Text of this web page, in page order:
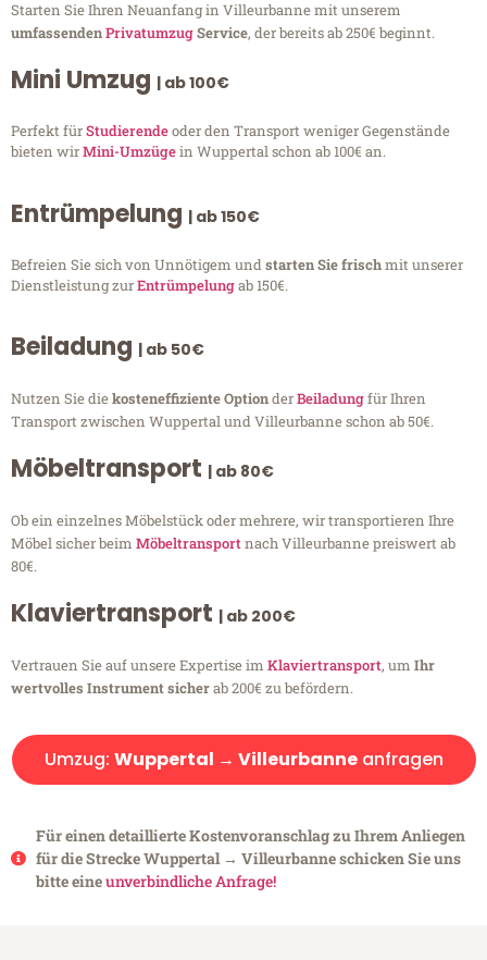
Starten Sie Ihren Neuanfang in Villeurbanne mit unserem
umfassendenPrivatumzugService, der bereits ab 250€ beginnt.
Mini Umzug | ab 100€
Perfekt fürStudierendeoder den Transport weniger Gegenstände
bieten wirMini-Umzügein Wuppertal schon ab 100€ an.
Entrümpelung | ab 150€
Befreien Sie sich von Unnötigem undstarten Sie frischmit unserer
Dienstleistung zurEntrümpelungab 150€.
Beiladung | ab 50€
Nutzen Sie diekosteneffiziente OptionderBeiladungfür Ihren
Transport zwischen Wuppertal und Villeurbanne schon ab 50€.
Möbeltransport | ab 80€
Ob ein einzelnes Möbelstück oder mehrere, wir transportieren Ihre
Möbel sicher beim Möbeltransportnach Villeurbanne preiswert ab
80€.
Klaviertransport | ab 200€
Vertrauen Sie auf unsere Expertise im Klaviertransport, um Ihr
wertvolles Instrument sicherab 200€ zu befördern.
Umzug: Wuppertal → Villeurbanneanfragen
Für einen detaillierte Kostenvoranschlag zu Ihrem Anliegen
für die Strecke Wuppertal → Villeurbanne schicken Sie uns
bitte eineunverbindliche Anfrage!